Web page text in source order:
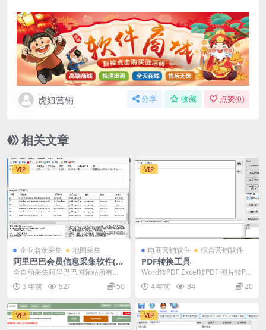
虎妞营销 分享 收藏 点赞(0)
相关文章
VIP
企业名录采集 地图采集
阿里巴巴会员信息采集软件(国
际站)
全自动采集阿里巴巴国际站所有会
员资料；采集内容可按省份、关键
词、行业分类自动采集...
3 年前 527 50
VIP
电商营销软件 综合营销软件
PDF转换工具
Word转PDF Excel转PDF 图片转PD
F 多图片合并成PDF PDF转...
4 年前 84 20
VIP VIP